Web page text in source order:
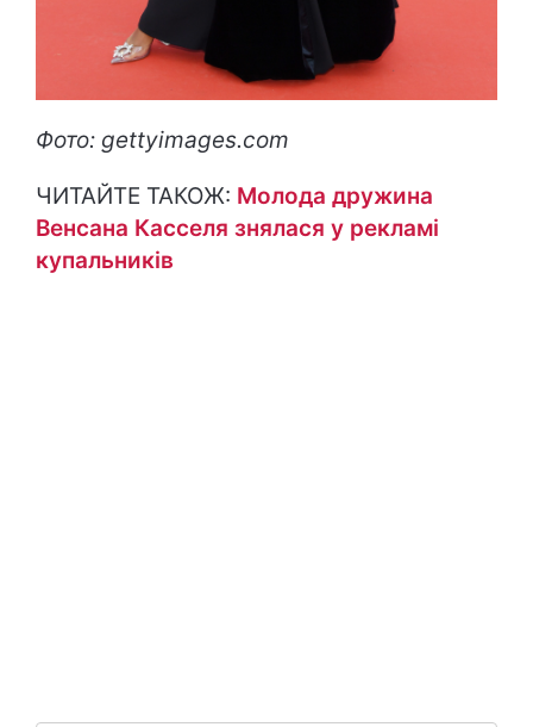
Фото: gettyimages.com
ЧИТАЙТЕ ТАКОЖ: Молода дружина
Венсана Касселя знялася у рекламі
купальників